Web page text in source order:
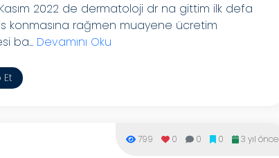
2022 de dermatoloji dr na gittim ilk defa
konmasına rağmen muayene ücretim
ba... Devamını Oku
799 0 0 0 3 yıl önce